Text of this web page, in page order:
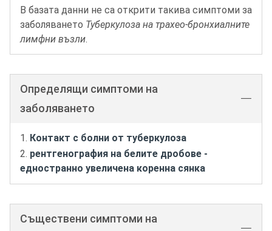
В базата данни не са открити такива симптоми за
заболяването Туберкулоза на трахео-бронхиалните
лимфни възли.
Определящи симптоми на
заболяването
Контакт с болни от туберкулоза
рентгенография на белите дробове -
едностранно увеличена коренна сянка
Съществени симптоми на